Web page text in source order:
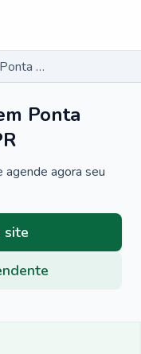
Exame de Urina em Ponta Grossa - PR
Ponta
agora seu
site